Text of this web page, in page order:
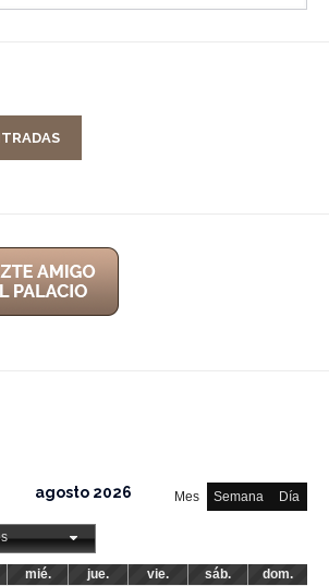
Mes Semana Día
agosto 2026
mié. jue. vie. sáb.
dom.